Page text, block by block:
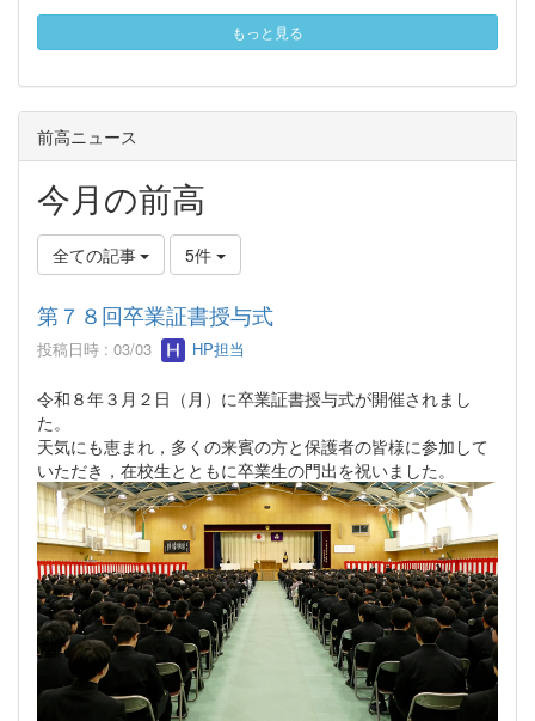
もっと見る
前高ニュース
今月の前高
全ての記事 5件
第７８回卒業証書授与式
投稿日時 : 03/03 HP担当
令和８年３月２日（月）に卒業証書授与式が開催されまし
た。
天気にも恵まれ，多くの来賓の方と保護者の皆様に参加して
いただき，在校生とともに卒業生の門出を祝いました。